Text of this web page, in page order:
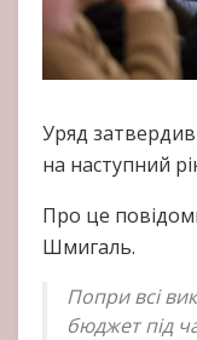
Уряд
на наступний
Про це
Шмигаль.
Попри всі
бюджет під